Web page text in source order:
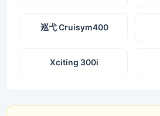
巡弋 Cruisym400
Xciting 300i